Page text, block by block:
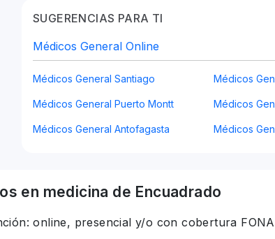
SUGERENCIAS PARA TI
Médicos General Online
Médicos General Santiago Médicos
Médicos General Puerto Montt Médicos
Médicos General Antofagasta Médicos
en medicina de Encuadrado
online, presencial y/o con cobertura